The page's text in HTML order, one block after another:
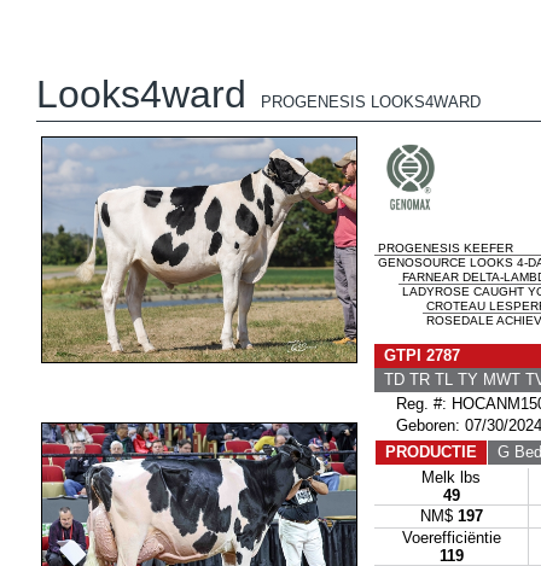
Looks4ward PROGENESIS LOOKS4WARD
PROGENESIS KEEFER
GENOSOURCE LOOKS 4-
FARNEAR DELTA-
LADYROSE CAUGHT
CROTEAU
ROSEDALE
GTPI 2787
TD TR TL TY MWT
Reg. #:
Geboren: 07/30/2024
PRODUCTIE
G
Melk lbs
49
NM$ 197
Voerefficiëntie
119